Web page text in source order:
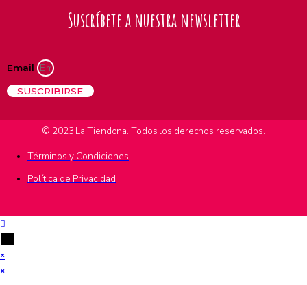
Suscríbete a nuestra newsletter
Email
SUSCRIBIRSE
© 2023 La Tiendona. Todos los derechos reservados.
Términos y Condiciones
Política de Privacidad
×
×